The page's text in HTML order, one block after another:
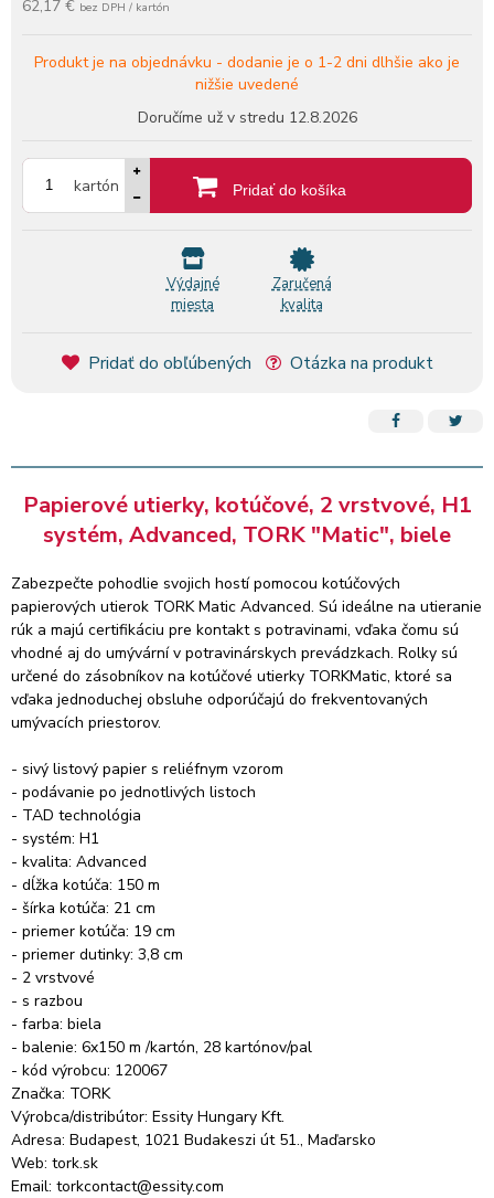
62,17 € bez DPH / kartón
Produkt je na objednávku - dodanie je o 1-2 dni dlhšie ako je
nižšie uvedené
Doručíme už v stredu 12.8.2026
kartón Pridať do košíka
Výdajné
miesta
Zaručená
kvalita
Pridať do obľúbených Otázka na produkt
Papierové utierky, kotúčové, 2 vrstvové, H1
systém, Advanced, TORK "Matic", biele
Zabezpečte pohodlie svojich hostí pomocou kotúčových
papierových utierok TORK Matic Advanced. Sú ideálne na utieranie
rúk a majú certifikáciu pre kontakt s potravinami, vďaka čomu sú
vhodné aj do umývární v potravinárskych prevádzkach. Rolky sú
určené do zásobníkov na kotúčové utierky TORKMatic, ktoré sa
vďaka jednoduchej obsluhe odporúčajú do frekventovaných
umývacích priestorov.
- sivý listový papier s reliéfnym vzorom
- podávanie po jednotlivých listoch
- TAD technológia
- systém: H1
- kvalita: Advanced
- dĺžka kotúča: 150 m
- šírka kotúča: 21 cm
- priemer kotúča: 19 cm
- priemer dutinky: 3,8 cm
- 2 vrstvové
- s razbou
- farba: biela
- balenie: 6x150 m /kartón, 28 kartónov/pal
- kód výrobcu: 120067
Značka: TORK
Výrobca/distribútor: Essity Hungary Kft.
Adresa: Budapest, 1021 Budakeszi út 51., Maďarsko
Web: tork.sk
Email: torkcontact@essity.com